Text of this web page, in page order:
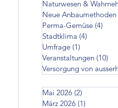
Naturwesen &
Neue Anbaumethoden
Perma-Gemüse (4)
Stadtklima (4)
Umfrage (1)
Veranstaltungen (10)
Versorgung von
Mai 2026 (2)
März 2026 (1)